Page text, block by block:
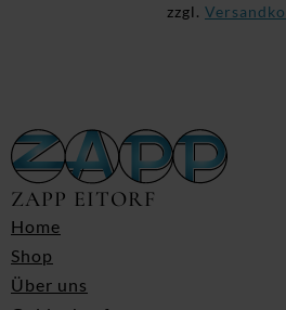
zzgl.
ZAPP EITORF
Home
Shop
Über uns